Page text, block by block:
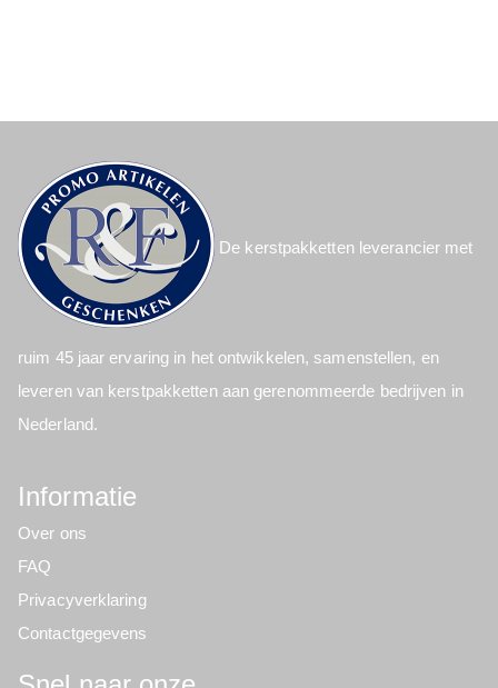
De kerstpakketten leverancier met
ruim 45 jaar ervaring in het ontwikkelen, samenstellen, en
leveren van kerstpakketten aan gerenommeerde bedrijven in
Nederland.
Informatie
Over ons
FAQ
Privacyverklaring
Contactgegevens